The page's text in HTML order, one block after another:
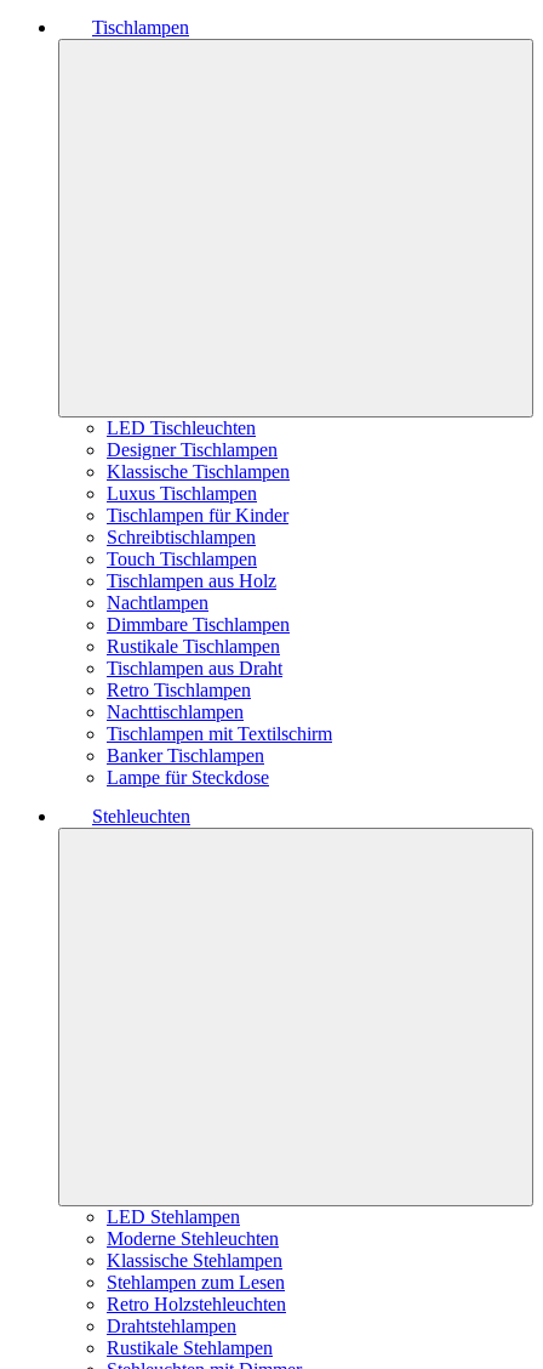
Tischlampen
LED Tischleuchten
Designer Tischlampen
Klassische Tischlampen
Luxus Tischlampen
Tischlampen für Kinder
Schreibtischlampen
Touch Tischlampen
Tischlampen aus Holz
Nachtlampen
Dimmbare Tischlampen
Rustikale Tischlampen
Tischlampen aus Draht
Retro Tischlampen
Nachttischlampen
Tischlampen mit Textilschirm
Banker Tischlampen
Lampe für Steckdose
Stehleuchten
LED Stehlampen
Moderne Stehleuchten
Klassische Stehlampen
Stehlampen zum Lesen
Retro Holzstehleuchten
Drahtstehlampen
Rustikale Stehlampen